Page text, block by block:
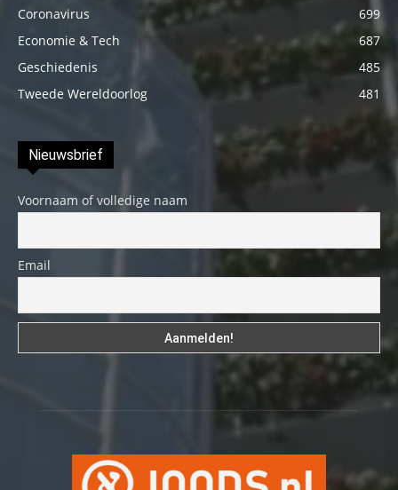
Coronavirus
699
Economie & Tech
687
Geschiedenis
485
Tweede Wereldoorlog
481
Nieuwsbrief
Voornaam of volledige naam
Email